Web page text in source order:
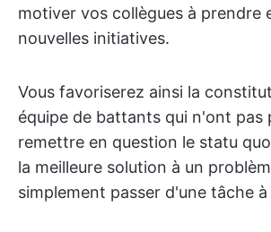
motiver vos collègues à prendre
nouvelles initiatives.
Vous favoriserez ainsi la
équipe de battants qui n'ont pas
remettre en question le statu
la meilleure solution à un
simplement passer d'une tâche